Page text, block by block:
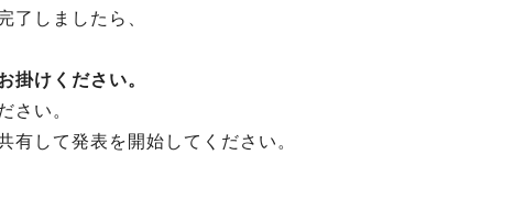
了しましたら、
掛けください。
さい。
有して発表を開始してください。